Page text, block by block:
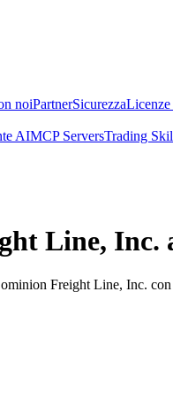
noiPartnerSicurezzaLicenze
AIMCP ServersTrading
Line,
Freight Line, Inc.